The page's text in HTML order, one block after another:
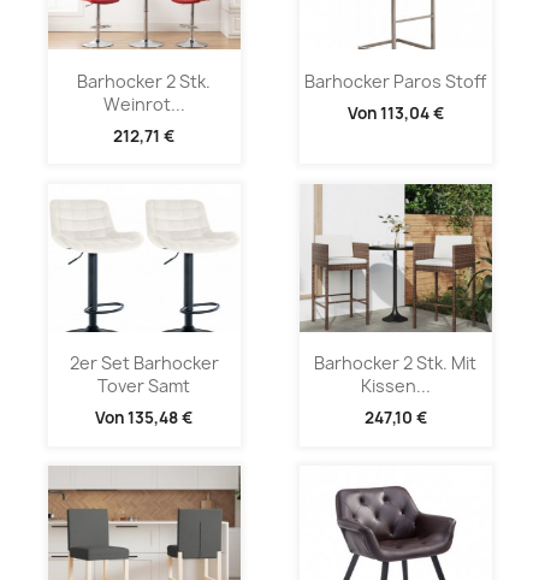
Barhocker 2 Stk.
Weinrot...
212,71 €
Barhocker Paros Stoff
Von113,04 €
2er Set Barhocker
Tover Samt
Von135,48 €
Barhocker 2 Stk. Mit
Kissen...
247,10 €